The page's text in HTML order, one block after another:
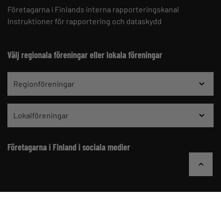
Företagarna i Finlands interna rapporteringskanal
Instruktioner för rapportering och dataskydd
Välj regionala föreningar eller lokala föreningar
Regionföreningar
Lokalföreningar
Företagarna i Finland i sociala medier